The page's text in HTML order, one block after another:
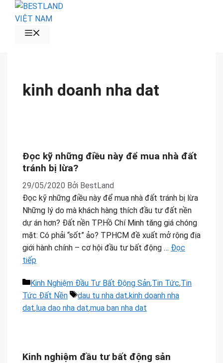
Chuyển
kinh doanh nha dat
Đọc kỹ những điều này để mua nhà đất
tránh bị lừa?
29/05/2020 Bởi BestLand
lừa?
Đọc kỹ những điều này để mua nhà đất tránh bị lừa
Những lý do mà khách hàng thích đầu tư đất nền
dự án hơn? Đất nền TP.Hồ Chí Minh tăng giá chóng
mặt: Có phải “sốt” ảo? TPHCM đề xuất mở rộng địa
giới hành chính – cơ hội đầu tư bất động … Đọc
tiếp
Danh
mục
Kinh Nghiệm Đầu Tư Bất Động Sản,Tin Tức,Tin
Tức Đất Nền
Thẻ
dau tu nha dat,kinh doanh nha
dat,lua dao nha dat,mua ban nha dat
Kinh nghiệm đầu tư bất động sản